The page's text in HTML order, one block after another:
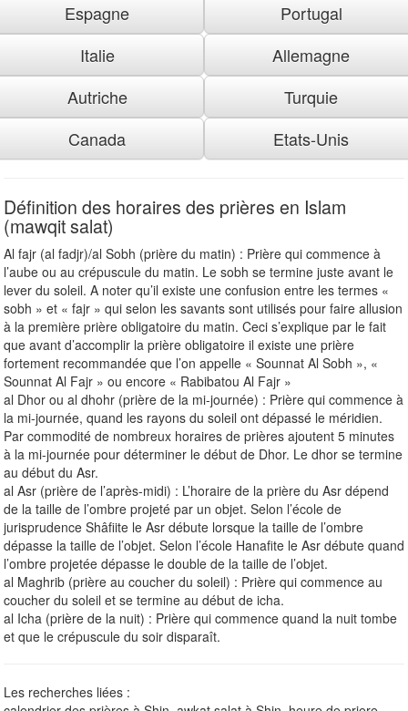
Espagne
Portugal
Italie
Allemagne
Autriche
Turquie
Canada
Etats-Unis
Définition des horaires des prières en Islam
(mawqit salat)
Al fajr (al fadjr)/al Sobh (prière du matin) : Prière qui commence à
l’aube ou au crépuscule du matin. Le sobh se termine juste avant le
lever du soleil. A noter qu’il existe une confusion entre les termes «
sobh » et « fajr » qui selon les savants sont utilisés pour faire allusion
à la première prière obligatoire du matin. Ceci s’explique par le fait
que avant d’accomplir la prière obligatoire il existe une prière
fortement recommandée que l’on appelle « Sounnat Al Sobh », «
Sounnat Al Fajr » ou encore « Rabibatou Al Fajr »
al Dhor ou al dhohr (prière de la mi-journée) : Prière qui commence à
la mi-journée, quand les rayons du soleil ont dépassé le méridien.
Par commodité de nombreux horaires de prières ajoutent 5 minutes
à la mi-journée pour déterminer le début de Dhor. Le dhor se termine
au début du Asr.
al Asr (prière de l’après-midi) : L’horaire de la prière du Asr dépend
de la taille de l’ombre projeté par un objet. Selon l’école de
jurisprudence Shâfiite le Asr débute lorsque la taille de l’ombre
dépasse la taille de l’objet. Selon l’école Hanafite le Asr débute quand
l’ombre projetée dépasse le double de la taille de l’objet.
al Maghrib (prière au coucher du soleil) : Prière qui commence au
coucher du soleil et se termine au début de icha.
al Icha (prière de la nuit) : Prière qui commence quand la nuit tombe
et que le crépuscule du soir disparaît.
Les recherches liées :